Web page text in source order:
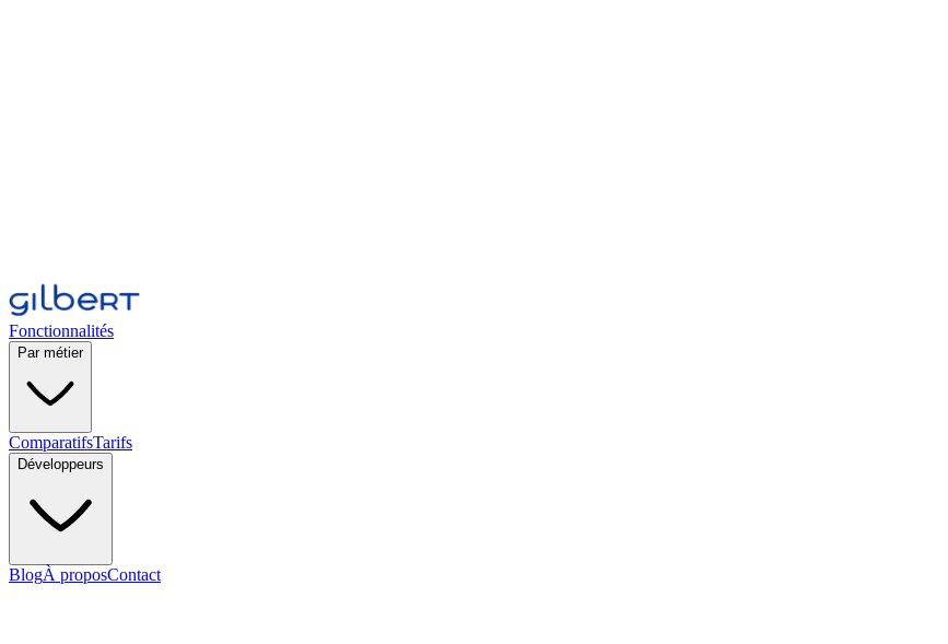
Fonctionnalités
Par métier
ComparatifsTarifs
Développeurs
BlogÀ proposContact